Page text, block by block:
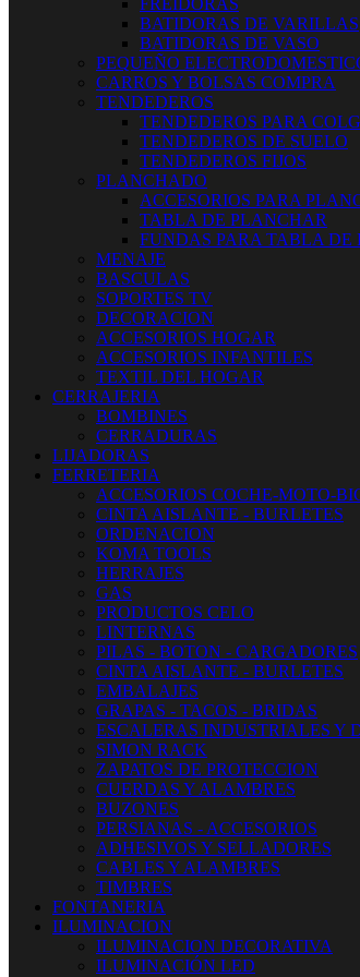
FREIDORAS
BATIDORAS DE VARILLAS
BATIDORAS DE VASO
PEQUEÑO
CARROS Y BOLSAS COMPRA
TENDEDEROS
TENDEDEROS PARA
TENDEDEROS DE SUELO
TENDEDEROS FIJOS
PLANCHADO
ACCESORIOS PARA
TABLA DE PLANCHAR
FUNDAS PARA TABLA DE
MENAJE
BASCULAS
SOPORTES TV
DECORACION
ACCESORIOS HOGAR
ACCESORIOS INFANTILES
TEXTIL DEL HOGAR
CERRAJERIA
BOMBINES
CERRADURAS
LIJADORAS
FERRETERIA
ACCESORIOS COCHE-MOTO-
CINTA AISLANTE - BURLETES
ORDENACION
KOMA TOOLS
HERRAJES
GAS
PRODUCTOS CELO
LINTERNAS
PILAS - BOTON - CARGADORES
CINTA AISLANTE - BURLETES
EMBALAJES
GRAPAS - TACOS - BRIDAS
ESCALERAS INDUSTRIALES Y
SIMON RACK
ZAPATOS DE PROTECCION
CUERDAS Y ALAMBRES
BUZONES
PERSIANAS - ACCESORIOS
ADHESIVOS Y SELLADORES
CABLES Y ALAMBRES
TIMBRES
FONTANERIA
ILUMINACION
ILUMINACION DECORATIVA
ILUMINACIÓN LED